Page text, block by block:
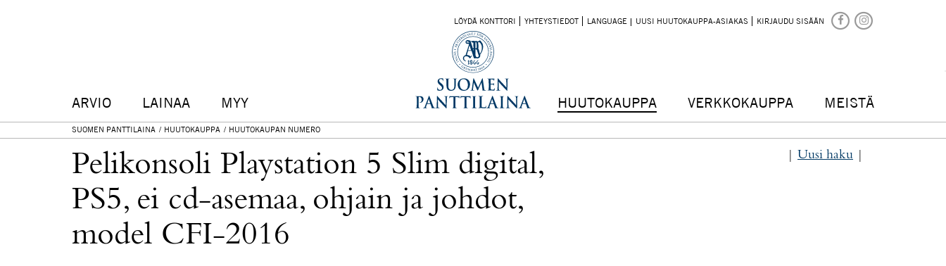
LÖYDÄ KONTTORI YHTEYSTIEDOT LANGUAGE UUSI HUUTOKAUPPA-ASIAKAS KIRJAUDU SISÄÄN
ARVIO LAINAA MYY HUUTOKAUPPA VERKKOKAUPPA MEISTÄ
SUOMEN PANTTILAINA HUUTOKAUPPA HUUTOKAUPAN NUMERO
Uusi haku
Pelikonsoli Playstation 5 Slim digital,
PS5, ei cd-asemaa, ohjain ja johdot,
model CFI-2016